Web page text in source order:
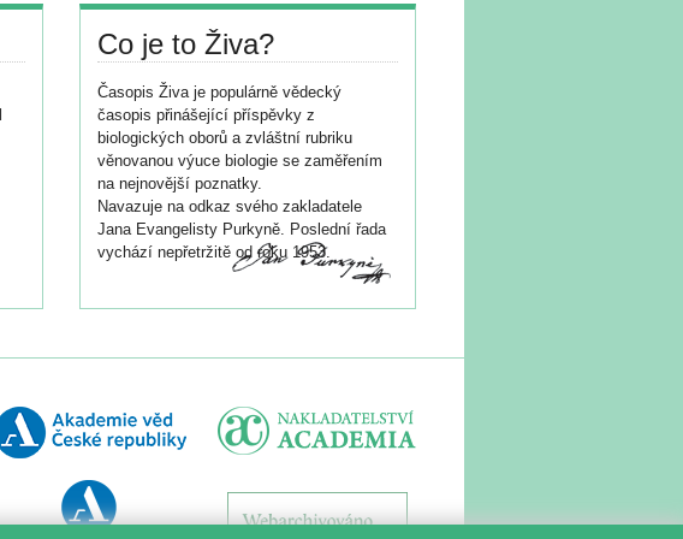
Co je to Živa?
Časopis Živa je populárně vědecký
časopis přinášející příspěvky z
biologických oborů a zvláštní rubriku
věnovanou výuce biologie se zaměřením
na nejnovější poznatky.
Navazuje na odkaz svého zakladatele
Jana Evangelisty Purkyně. Poslední řada
vychází nepřetržitě od roku 1953.